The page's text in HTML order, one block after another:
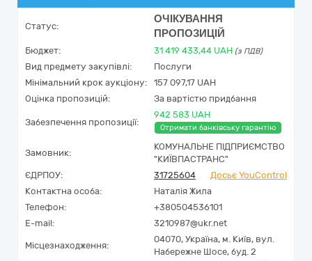
Статус:
ОЧІКУВАННЯ
ПРОПОЗИЦІЙ
Бюджет: 31 419 433,44 UAH (з ПДВ)
Вид предмету закупівлі:
Послуги
Мінімальний крок аукціону:
157 097,17 UAH
Оцінка пропозицій:
За вартістю придбання
Забезпечення пропозиції:
942 583 UAH
Отримати банківську гарантію
Замовник:
КОМУНАЛЬНЕ ПІДПРИЄМСТВО
"КИЇВПАСТРАНС"
ЄДРПОУ:
31725604
Досьє YouControl
Контактна особа:
Наталія Жила
Телефон:
+380504536101
E-mail:
3210987@ukr.net
Місцезнаходження:
04070, Україна, м. Київ, вул.
Набережне Шосе, буд. 2